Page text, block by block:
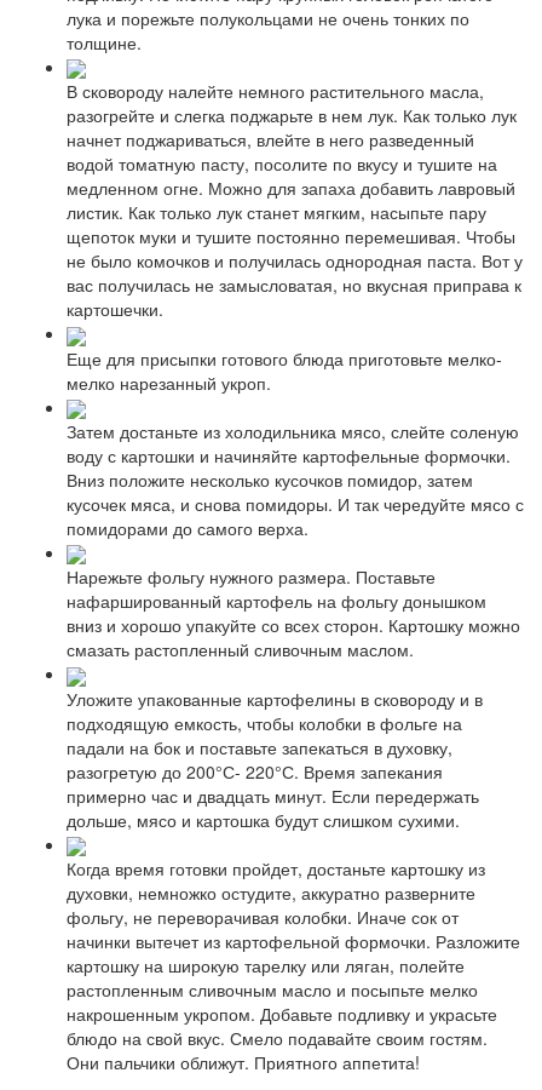
лука и порежьте полукольцами не очень тонких по
толщине.
В сковороду налейте немного растительного масла,
разогрейте и слегка поджарьте в нем лук. Как только лук
начнет поджариваться, влейте в него разведенный
водой томатную пасту, посолите по вкусу и тушите на
медленном огне. Можно для запаха добавить лавровый
листик. Как только лук станет мягким, насыпьте пару
щепоток муки и тушите постоянно перемешивая. Чтобы
не было комочков и получилась однородная паста. Вот у
вас получилась не замысловатая, но вкусная приправа к
картошечки.
Еще для присыпки готового блюда приготовьте мелко-
мелко нарезанный укроп.
Затем достаньте из холодильника мясо, слейте соленую
воду с картошки и начиняйте картофельные формочки.
Вниз положите несколько кусочков помидор, затем
кусочек мяса, и снова помидоры. И так чередуйте мясо с
помидорами до самого верха.
Нарежьте фольгу нужного размера. Поставьте
нафаршированный картофель на фольгу донышком
вниз и хорошо упакуйте со всех сторон. Картошку можно
смазать растопленный сливочным маслом.
Уложите упакованные картофелины в сковороду и в
подходящую емкость, чтобы колобки в фольге на
падали на бок и поставьте запекаться в духовку,
разогретую до 200°С- 220°С. Время запекания
примерно час и двадцать минут. Если передержать
дольше, мясо и картошка будут слишком сухими.
Когда время готовки пройдет, достаньте картошку из
духовки, немножко остудите, аккуратно разверните
фольгу, не переворачивая колобки. Иначе сок от
начинки вытечет из картофельной формочки. Разложите
картошку на широкую тарелку или ляган, полейте
растопленным сливочным масло и посыпьте мелко
накрошенным укропом. Добавьте подливку и украсьте
блюдо на свой вкус. Смело подавайте своим гостям.
Они пальчики оближут. Приятного аппетита!